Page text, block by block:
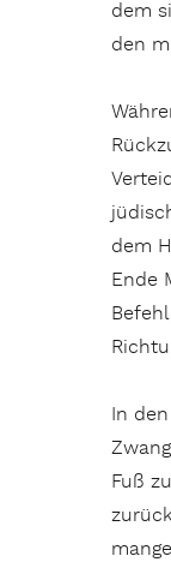
dem
den
dem
Ende
In
Fuß